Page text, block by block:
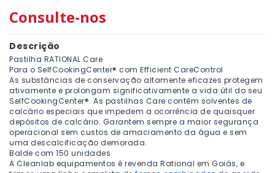
Consulte-nos
Descrição
Pastilha RATIONAL Care
Para o SelfCookingCenter® com Efficient CareControl
As substâncias de conservação altamente eficazes protegem
ativamente e prolongam significativamente a vida útil do seu
SelfCookingCenter®. As pastilhas Care contêm solventes de
calcário especiais que impedem a ocorrência de quaisquer
depósitos de calcário. Garantem sempre a maior segurança
operacional sem custos de amaciamento da água e sem
uma descalcificação demorada.
Balde com 150 unidades
A Cleanlab equipamentos é revenda Rational em Goiás, e